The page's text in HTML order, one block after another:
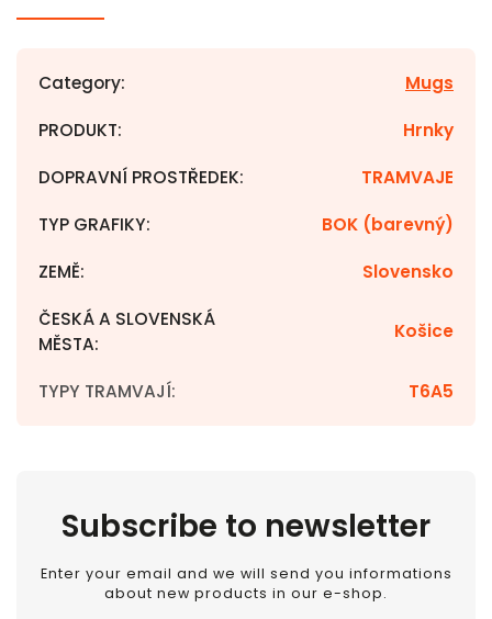
Category: Mugs
PRODUKT: Hrnky
DOPRAVNÍ PROSTŘEDEK: TRAMVAJE
TYP GRAFIKY: BOK (barevný)
ZEMĚ: Slovensko
ČESKÁ A SLOVENSKÁ
MĚSTA:
Košice
TYPY TRAMVAJÍ: T6A5
Subscribe to newsletter
Enter your email and we will send you informations
about new products in our e-shop.